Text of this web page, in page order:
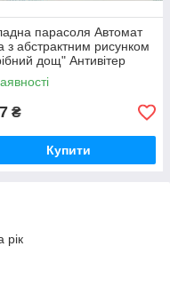
парасоля Автомат
з абстрактним рисунком
дощ" Антивітер
₴
Купити
рік